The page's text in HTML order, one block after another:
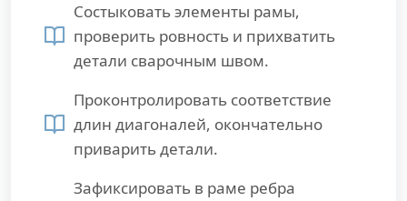
Состыковать элементы рамы,
проверить ровность и прихватить
детали сварочным швом.
Проконтролировать соответствие
длин диагоналей, окончательно
приварить детали.
Зафиксировать в раме ребра